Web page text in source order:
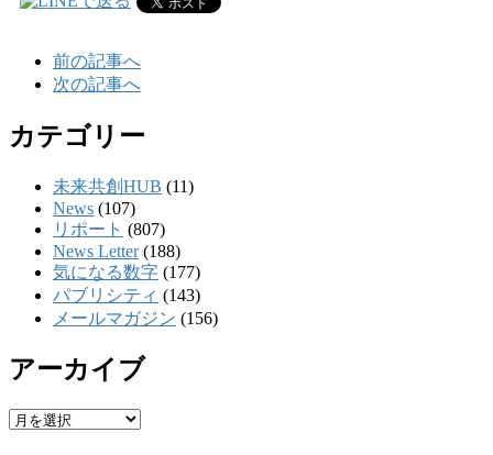
前の記事へ
次の記事へ
カテゴリー
未来共創HUB (11)
News (107)
リポート (807)
News Letter(188)
気になる数字 (177)
パブリシティ (143)
メールマガジン (156)
アーカイブ
ア